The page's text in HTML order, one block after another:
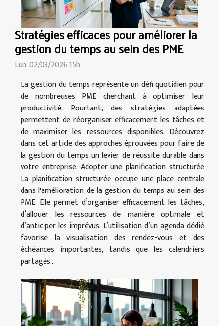
Stratégies efficaces pour améliorer la
gestion du temps au sein des PME
Lun. 02/03/2026 15h
La gestion du temps représente un défi quotidien pour
de nombreuses PME cherchant à optimiser leur
productivité. Pourtant, des stratégies adaptées
permettent de réorganiser efficacement les tâches et
de maximiser les ressources disponibles. Découvrez
dans cet article des approches éprouvées pour faire de
la gestion du temps un levier de réussite durable dans
votre entreprise. Adopter une planification structurée
La planification structurée occupe une place centrale
dans l'amélioration de la gestion du temps au sein des
PME. Elle permet d’organiser efficacement les tâches,
d’allouer les ressources de manière optimale et
d’anticiper les imprévus. L’utilisation d’un agenda dédié
favorise la visualisation des rendez-vous et des
échéances importantes, tandis que les calendriers
partagés...